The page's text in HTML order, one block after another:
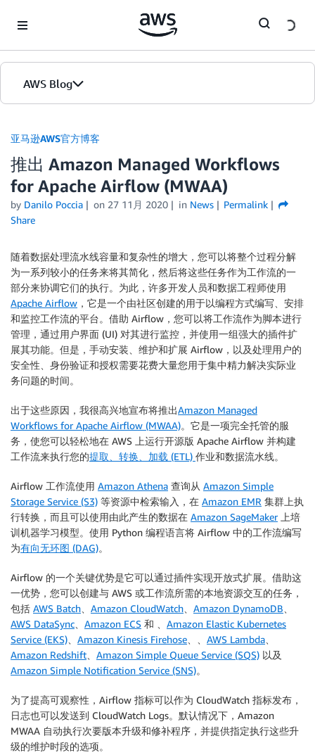
AWS Blog
首页
版本
亚马逊AWS官方博客
推出 Amazon Managed Workflows
for Apache Airflow (MWAA)
by Danilo Poccia on 27 11月 2020 in News
Permalink
Share
随着数据处理流水线容量和复杂性的增大，您可以将整个过程分解
为一系列较小的任务来将其简化，然后将这些任务作为工作流的一
部分来协调它们的执行。为此，许多开发人员和数据工程师使用
Apache Airflow ，它是一个由社区创建的用于以编程方式编写、安排
和监控工作流的平台。借助 Airflow，您可以将工作流作为脚本进行
管理，通过用户界面 (UI) 对其进行监控，并使用一组强大的插件扩
展其功能。但是，手动安装、维护和扩展 Airflow，以及处理用户的
安全性、身份验证和授权需要花费大量您用于集中精力解决实际业
务问题的时间。
出于这些原因，我很高兴地宣布将推出Amazon Managed
Workflows for Apache Airflow (MWAA)。它是一项完全托管的服
务，使您可以轻松地在 AWS 上运行开源版 Apache Airflow 并构建
工作流来执行您的提取、转换、加载 (ETL) 作业和数据流水线。
Airflow 工作流使用 Amazon Athena 查询从 Amazon Simple
Storage Service (S3) 等资源中检索输入，在 Amazon EMR 集群上执
行转换，而且可以使用由此产生的数据在 Amazon SageMaker上培
训机器学习模型。使用 Python 编程语言将 Airflow 中的工作流编写
为有向无环图 (DAG)。
Airflow 的一个关键优势是它可以通过插件实现开放式扩展。借助这
一优势，您可以创建与 AWS 或工作流所需的本地资源交互的任务，
包括 AWS Batch Amazon CloudWatch Amazon DynamoDB
AWS DataSync
Amazon ECS 和 、 Amazon Elastic Kubernetes
Service (EKS)
Amazon Kinesis Firehose AWS Lambda
Amazon Redshift
Amazon Simple Queue Service (SQS) 以及
Amazon Simple Notification Service (SNS)。
为了提高可观察性，Airflow 指标可以作为 CloudWatch 指标发布，
日志也可以发送到 CloudWatch Logs。默认情况下， Amazon
MWAA 自动执行次要版本升级和修补程序，并提供指定执行这些升
级的维护时段的选项。